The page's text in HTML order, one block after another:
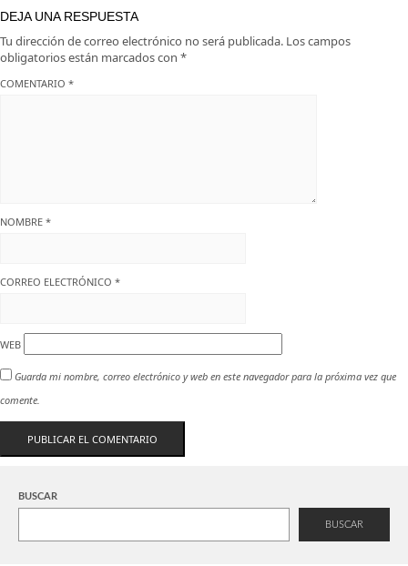
DEJA UNA RESPUESTA
Tu dirección de correo electrónico no será publicada. Los campos
obligatorios están marcados con *
COMENTARIO *
NOMBRE *
CORREO ELECTRÓNICO *
WEB
Guarda mi nombre, correo electrónico y web en este navegador para la próxima vez que
comente.
BUSCAR
BUSCAR